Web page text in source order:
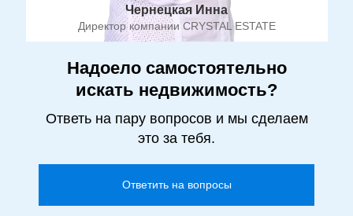
Чернецкая Инна
Директор компании CRYSTAL ESTATE
Надоело самостоятельно
искать недвижимость?
Ответь на пару вопросов и мы сделаем
это за тебя.
Ответить на вопросы